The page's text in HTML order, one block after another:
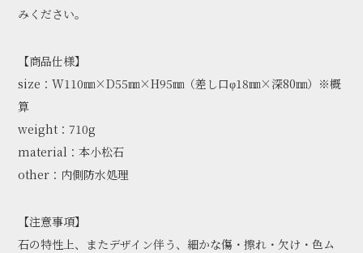
みください。
【商品仕様】
size：W110㎜×D55㎜×H95㎜（差し口φ18㎜×深80㎜）※概
算
weight：710g
material：本小松石
other：内側防水処理
【注意事項】
石の特性上、またデザイン伴う、細かな傷・擦れ・欠け・色ム